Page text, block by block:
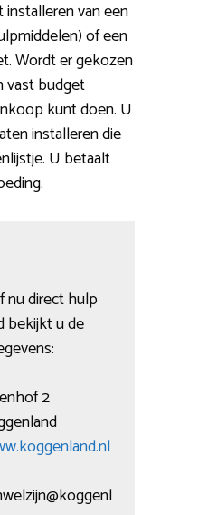
van een
of een
Wordt er gekozen
vast budget
kunt doen. U
installeren die
U betaalt
nu direct hulp
bekijkt u de
2